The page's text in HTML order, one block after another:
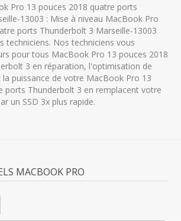
Pro 13 pouces 2018 quatre ports
13003 : Mise à niveau MacBook Pro
ports Thunderbolt 3 Marseille-13003
techniciens. Nos techniciens vous
pour tous MacBook Pro 13 pouces 2018
3 en réparation, l'optimisation de
la puissance de votre MacBook Pro 13
ports Thunderbolt 3 en remplacent votre
un SSD 3x plus rapide.
MACBOOK PRO